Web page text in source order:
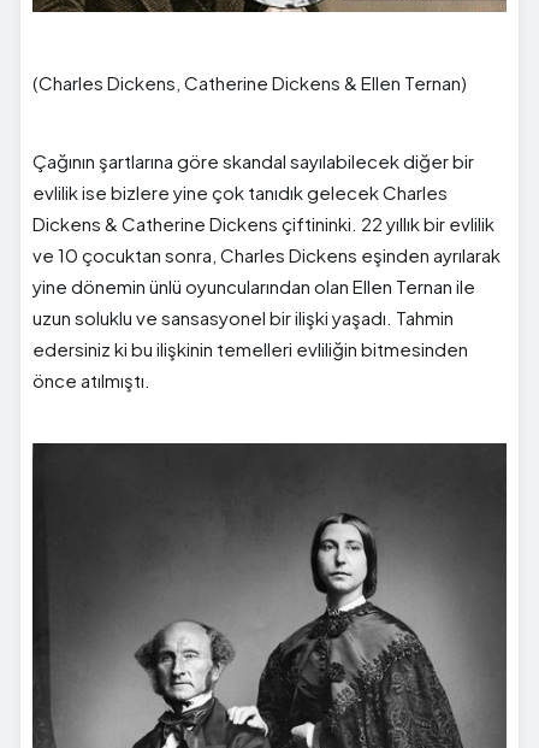
(Charles Dickens, Catherine Dickens & Ellen Ternan)
Çağının şartlarına göre skandal sayılabilecek diğer bir
evlilik ise bizlere yine çok tanıdık gelecek Charles
Dickens & Catherine Dickens çiftininki. 22 yıllık bir evlilik
ve 10 çocuktan sonra, Charles Dickens eşinden ayrılarak
yine dönemin ünlü oyuncularından olan Ellen Ternan ile
uzun soluklu ve sansasyonel bir ilişki yaşadı. Tahmin
edersiniz ki bu ilişkinin temelleri evliliğin bitmesinden
önce atılmıştı.